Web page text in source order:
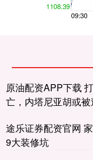
原油配资APP下载
亡，内塔尼亚胡或
途乐证券配资官网
9大装修坑